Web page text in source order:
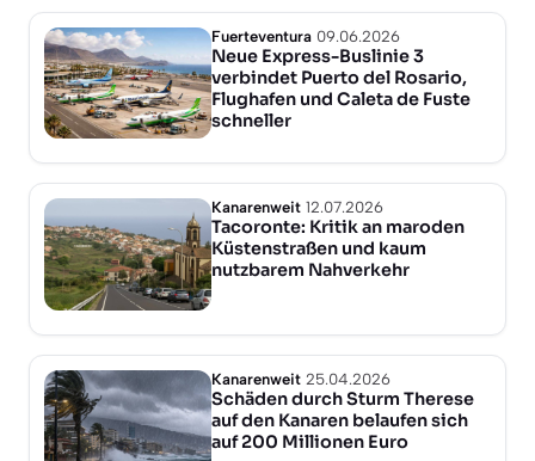
Fuerteventura 09.06.2026
Neue Express-Buslinie 3
verbindet Puerto del Rosario,
Flughafen und Caleta de Fuste
schneller
Kanarenweit 12.07.2026
Tacoronte: Kritik an maroden
Küstenstraßen und kaum
nutzbarem Nahverkehr
Kanarenweit 25.04.2026
Schäden durch Sturm Therese
auf den Kanaren belaufen sich
auf 200 Millionen Euro